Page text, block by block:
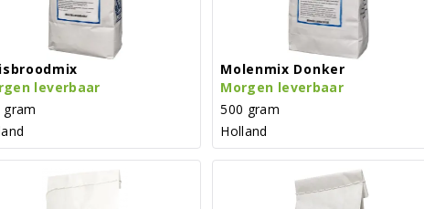
leverbaar
gram
Molenmix Donker
Morgen leverbaar
500 gram
Holland